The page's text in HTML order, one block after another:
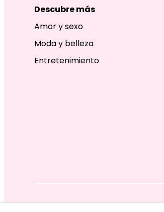
Descubre más
Amor y sexo
Moda y belleza
Entretenimiento
EDITORIAL TELEVISA S.A. DE C.V.